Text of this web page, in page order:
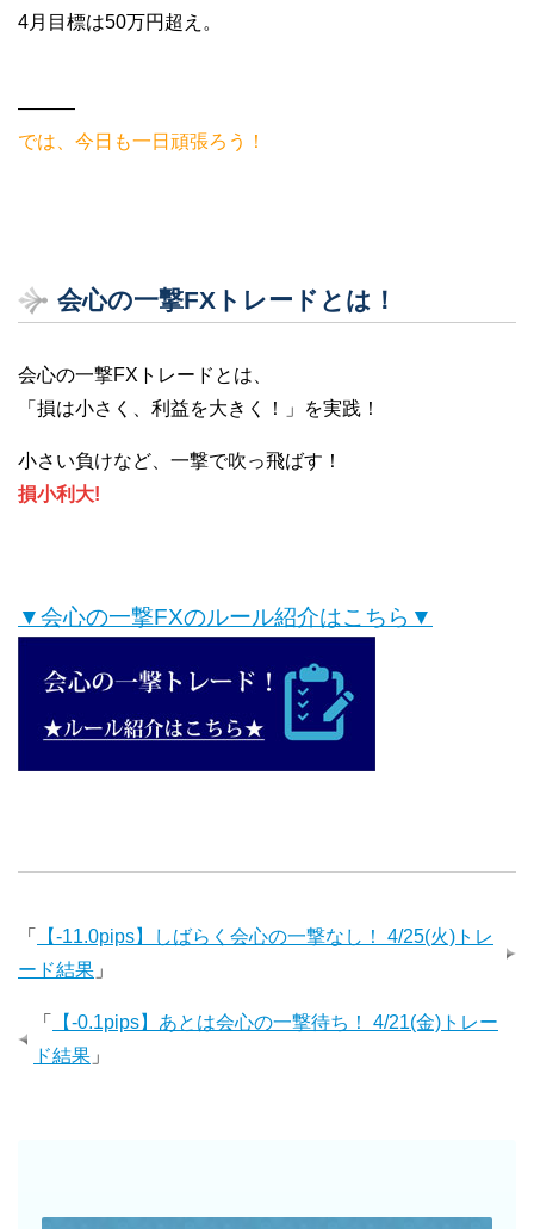
4月目標は50万円超え。
———
では、今日も一日頑張ろう！
会心の一撃FXトレードとは！
会心の一撃FXトレードとは、
「損は小さく、利益を大きく！」を実践！
小さい負けなど、一撃で吹っ飛ばす！
損小利大!
▼会心の一撃FXのルール紹介はこちら▼
「
【-11.0pips】しばらく会心の一撃なし！ 4/25(火)トレ
ード結果 」
「
【-0.1pips】あとは会心の一撃待ち！ 4/21(金)トレー
ド結果 」